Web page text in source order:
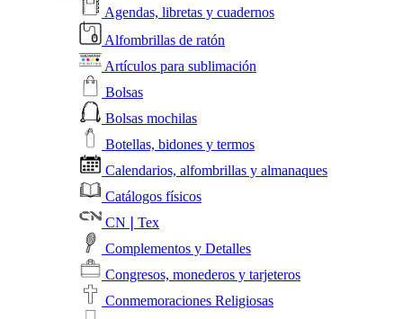
Agendas, libretas y cuadernos
Alfombrillas de ratón
Artículos para sublimación
Bolsas
Bolsas mochilas
Botellas, bidones y termos
Calendarios, alfombrillas y almanaques
Catálogos físicos
CN❘Tex
Complementos y Detalles
Congresos, monederos y tarjeteros
Conmemoraciones Religiosas